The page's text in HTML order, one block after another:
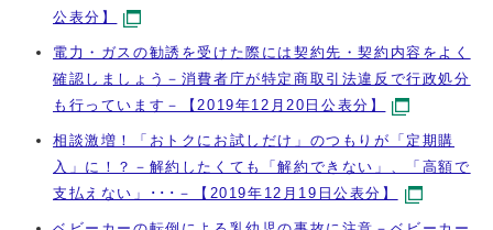
公表分】
電力・ガスの勧誘を受けた際には契約先・契約内容をよく
確認しましょう－消費者庁が特定商取引法違反で行政処分
も行っています－【2019年12月20日公表分】
相談激増！「おトクにお試しだけ」のつもりが「定期購
入」に！？－解約したくても「解約できない」、「高額で
支払えない」･･･－【2019年12月19日公表分】